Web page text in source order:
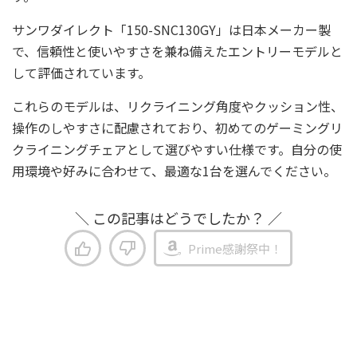
サンワダイレクト「150-SNC130GY」は日本メーカー製
で、信頼性と使いやすさを兼ね備えたエントリーモデルと
して評価されています。
これらのモデルは、リクライニング角度やクッション性、
操作のしやすさに配慮されており、初めてのゲーミングリ
クライニングチェアとして選びやすい仕様です。自分の使
用環境や好みに合わせて、最適な1台を選んでください。
＼ この記事はどうでしたか？ ／
Prime感謝祭中！